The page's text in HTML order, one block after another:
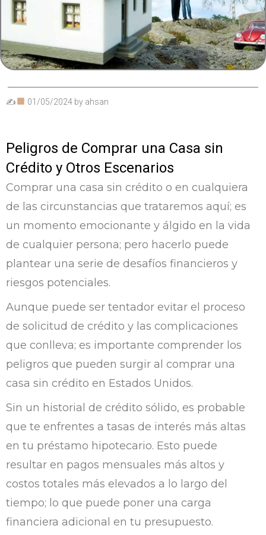
✍ 01/05/2024 by ahsan
Peligros de Comprar una Casa sin
Crédito y Otros Escenarios
Comprar una casa sin crédito o en cualquiera
de las circunstancias que trataremos aquí; es
un momento emocionante y álgido en la vida
de cualquier persona; pero hacerlo puede
plantear una serie de desafíos financieros y
riesgos potenciales.
Aunque puede ser tentador evitar el proceso
de solicitud de crédito y las complicaciones
que conlleva; es importante comprender los
peligros que pueden surgir al comprar una
casa sin crédito en Estados Unidos.
Sin un historial de crédito sólido, es probable
que te enfrentes a tasas de interés más altas
en tu préstamo hipotecario. Esto puede
resultar en pagos mensuales más altos y
costos totales más elevados a lo largo del
tiempo; lo que puede poner una carga
financiera adicional en tu presupuesto.